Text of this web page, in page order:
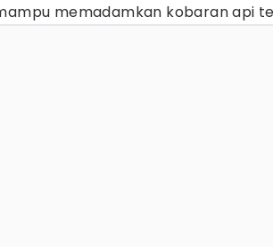
memadamkan kobaran api